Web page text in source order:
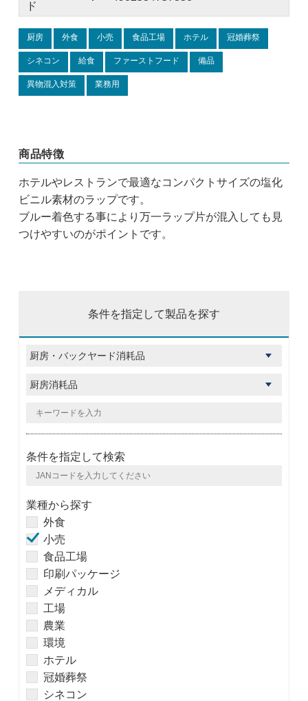
ド
厨房 外食 小売 食品工場 ホテル 冠婚葬祭
シネコン 給食 ファーストフード 備品
異物混入対策 業務用
商品特徴
ホテルやレストランで最適なコンパクトサイズの塩化
ビニル素材のラップです。
ブルー着色する事により万一ラップ片が混入しても見
つけやすいのがポイントです。
条件を指定して製品を探す
条件を指定して検索
業種から探す
外食
小売
食品工場
印刷パッケージ
メディカル
工場
農業
環境
ホテル
冠婚葬祭
シネコン